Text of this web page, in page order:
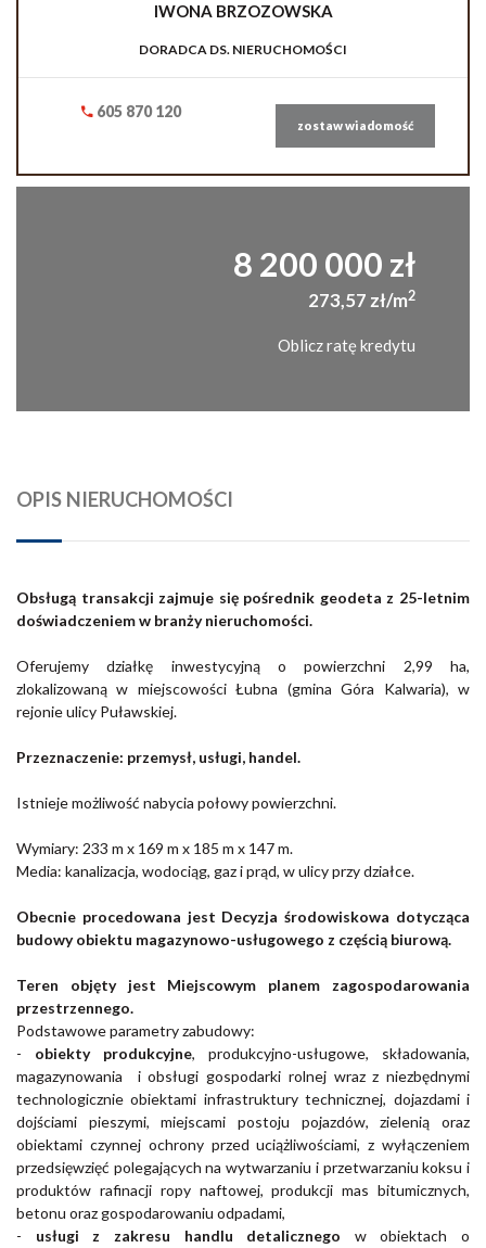
IWONA BRZOZOWSKA
DORADCA DS. NIERUCHOMOŚCI
605 870 120
zostaw wiadomość
8 200 000 zł
273,57 zł/m2
Oblicz ratę kredytu
OPIS NIERUCHOMOŚCI
Obsługą transakcji zajmuje się pośrednik geodeta z 25-letnim
doświadczeniem w branży nieruchomości.
Oferujemy działkę inwestycyjną o powierzchni 2,99 ha,
zlokalizowaną w miejscowości Łubna (gmina Góra Kalwaria), w
rejonie ulicy Puławskiej.
Przeznaczenie: przemysł, usługi, handel.
Istnieje możliwość nabycia połowy powierzchni.
Wymiary: 233 m x 169 m x 185 m x 147 m.
Media: kanalizacja, wodociąg, gaz i prąd, w ulicy przy działce.
Obecnie procedowana jest Decyzja środowiskowa dotycząca
budowy obiektu magazynowo-usługowego z częścią biurową.
Teren objęty jest Miejscowym planem zagospodarowania
przestrzennego.
Podstawowe parametry zabudowy:
- obiekty produkcyjne, produkcyjno-usługowe, składowania,
magazynowania i obsługi gospodarki rolnej wraz z niezbędnymi
technologicznie obiektami infrastruktury technicznej, dojazdami i
dojściami pieszymi, miejscami postoju pojazdów, zielenią oraz
obiektami czynnej ochrony przed uciążliwościami, z wyłączeniem
przedsięwzięć polegających na wytwarzaniu i przetwarzaniu koksu i
produktów rafinacji ropy naftowej, produkcji mas bitumicznych,
betonu oraz gospodarowaniu odpadami,
- usługi z zakresu handlu detalicznego w obiektach o